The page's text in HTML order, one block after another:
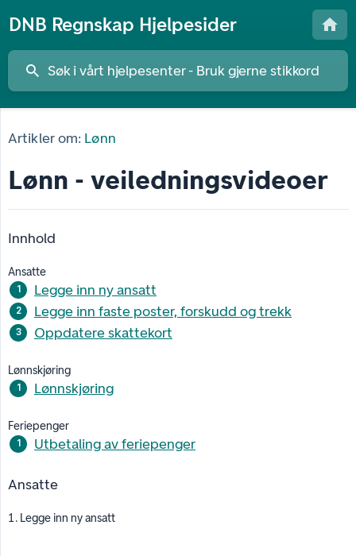
DNB Regnskap Hjelpesider
Artikler om: Lønn
Lønn - veiledningsvideoer
Innhold
Ansatte
Legge inn ny ansatt
Legge inn faste poster, forskudd og trekk
Oppdatere skattekort
Lønnskjøring
Lønnskjøring
Feriepenger
Utbetaling av feriepenger
Ansatte
1. Legge inn ny ansatt